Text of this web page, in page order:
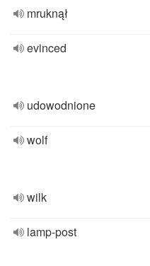
mruknął
evinced
udowodnione
wolf
wilk
lamp-post